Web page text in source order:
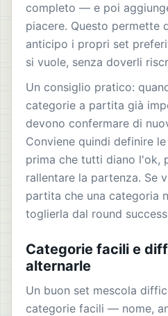
completo — e poi
piacere. Questo permette
anticipo i propri set
si vuole, senza doverli
Un consiglio pratico:
categorie a partita già
devono confermare di
Conviene quindi definire
prima che tutti diano l'ok,
rallentare la partenza. Se
partita che una categoria
toglierla dal round
Categorie facili e
alternarle
Un buon set mescola
categorie facili — nome,